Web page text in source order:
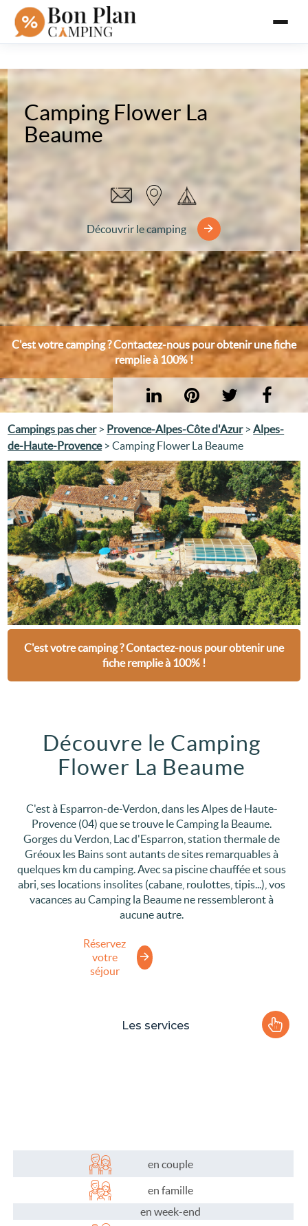
C'est votre camping ? Contactez-nous pour obtenir une fiche
remplie à 100% !
Camping Flower La
Beaume
Découvrir le camping
Campings pas cher> Provence-Alpes-Côte d'Azur>Alpes-
de-Haute-Provence > Camping Flower La Beaume
Découvre le Camping
Flower La Beaume
C'est à Esparron-de-Verdon, dans les Alpes de Haute-
Provence (04) que se trouve le Camping la Beaume.
Gorges du Verdon, Lac d'Esparron, station thermale de
Gréoux les Bains sont autants de sites remarquables à
quelques km du camping. Avec sa piscine chauffée et sous
abri, ses locations insolites (cabane, roulottes, tipis...), vos
vacances au Camping la Beaume ne ressembleront à
aucune autre.
Réservez
votre
séjour
C'est votre camping ? Contactez-nous pour obtenir une
fiche remplie à 100% !
Les services
Les infos pratiques
en couple
en famille
en week-end